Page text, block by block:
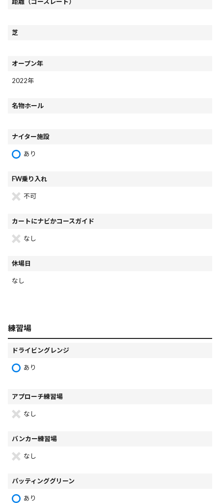
芝
オープン年
2022年
名物ホール
ナイター施設
あり
FW乗り入れ
不可
カートにナビかコースガイド
なし
休場日
なし
練習場
ドライビングレンジ
あり
アプローチ練習場
なし
バンカー練習場
なし
パッティンググリーン
あり